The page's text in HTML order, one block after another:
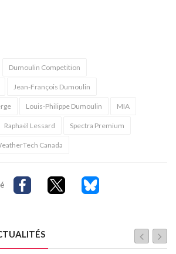
Dumoulin Competition
Jean-François Dumoulin
Louis-Philippe Dumoulin MIA
Raphaël Lessard Spectra Premium
Canada